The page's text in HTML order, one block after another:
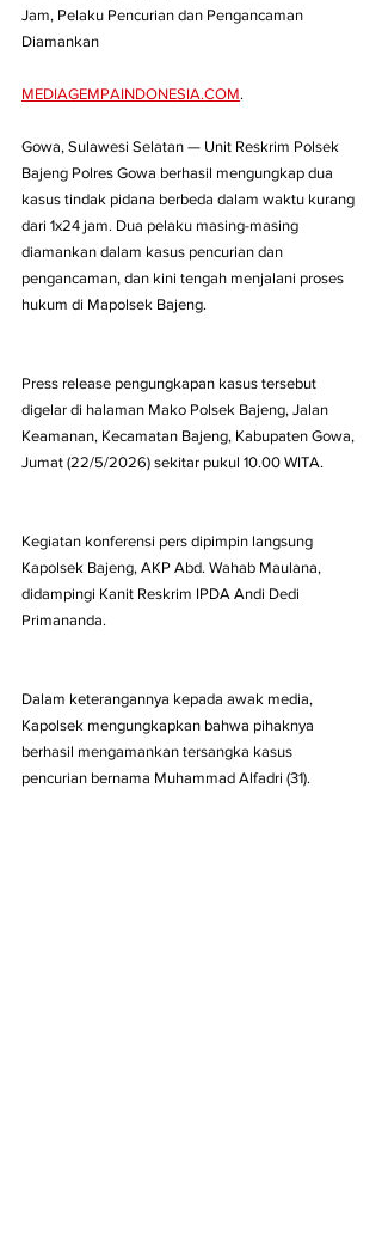
Jam, Pelaku Pencurian dan Pengancaman
Diamankan
MEDIAGEMPAINDONESIA.COM.
Gowa, Sulawesi Selatan — Unit Reskrim Polsek
Bajeng Polres Gowa berhasil mengungkap dua
kasus tindak pidana berbeda dalam waktu kurang
dari 1x24 jam. Dua pelaku masing-masing
diamankan dalam kasus pencurian dan
pengancaman, dan kini tengah menjalani proses
hukum di Mapolsek Bajeng.
Press release pengungkapan kasus tersebut
digelar di halaman Mako Polsek Bajeng, Jalan
Keamanan, Kecamatan Bajeng, Kabupaten Gowa,
Jumat (22/5/2026) sekitar pukul 10.00 WITA.
Kegiatan konferensi pers dipimpin langsung
Kapolsek Bajeng, AKP Abd. Wahab Maulana,
didampingi Kanit Reskrim IPDA Andi Dedi
Primananda.
Dalam keterangannya kepada awak media,
Kapolsek mengungkapkan bahwa pihaknya
berhasil mengamankan tersangka kasus
pencurian bernama Muhammad Alfadri (31).